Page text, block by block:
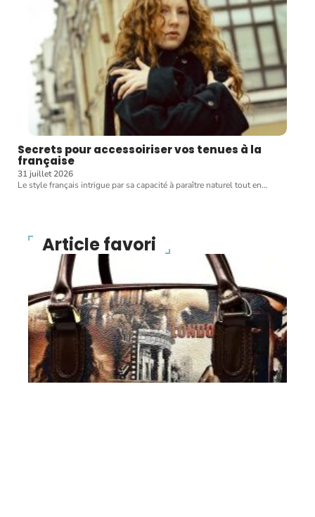
Secrets pour accessoiriser vos tenues à la
française
31 juillet 2026
Le style français intrigue par sa capacité à paraître naturel tout en…
Article favori